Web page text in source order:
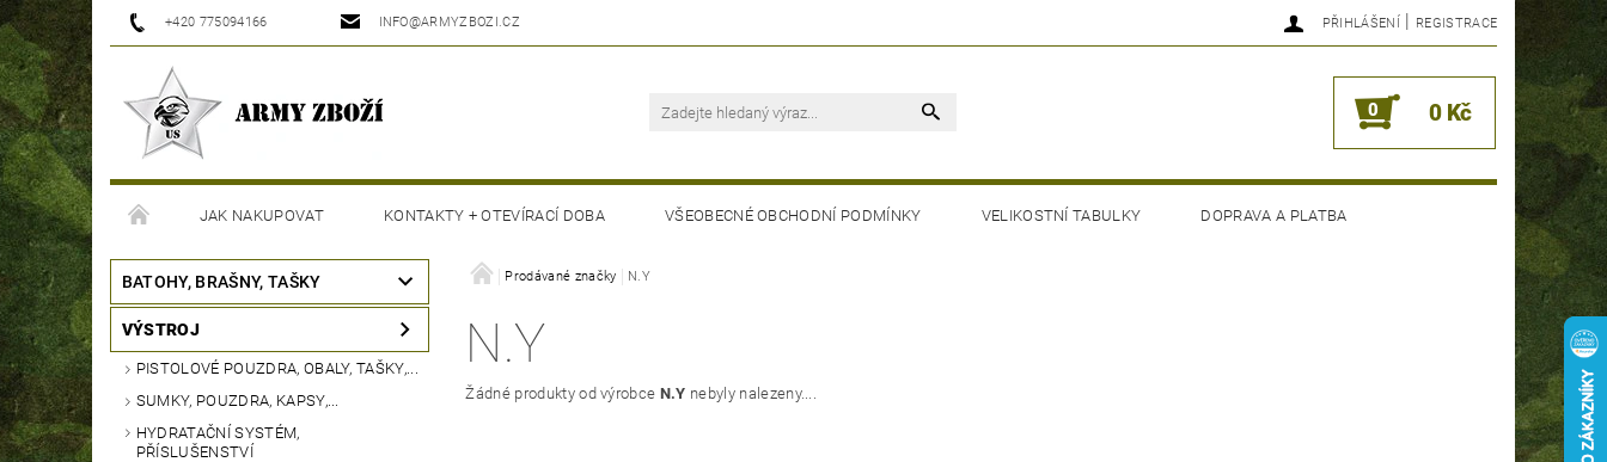
+420 775094166 INFO@ARMYZBOZI.CZ PŘIHLÁŠENÍ | REGISTRACE
0 0 Kč
JAK NAKUPOVAT KONTAKTY + OTEVÍRACÍ DOBA VŠEOBECNÉ OBCHODNÍ PODMÍNKY VELIKOSTNÍ TABULKY DOPRAVA A PLATBA
MOJE OBJEDNÁVKA
BATOHY, BRAŠNY, TAŠKY
VÝSTROJ
PISTOLOVÉ POUZDRA, OBALY, TAŠKY,...
SUMKY, POUZDRA, KAPSY,...
HYDRATAČNÍ SYSTÉM,
PŘÍSLUŠENSTVÍ
Prodávané značky N.Y
N.Y
Žádné produkty od výrobce N.Y nebyly nalezeny....